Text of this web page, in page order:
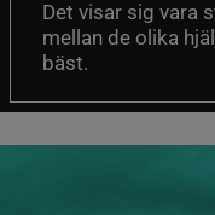
Det visar sig vara
mellan de olika
bäst.